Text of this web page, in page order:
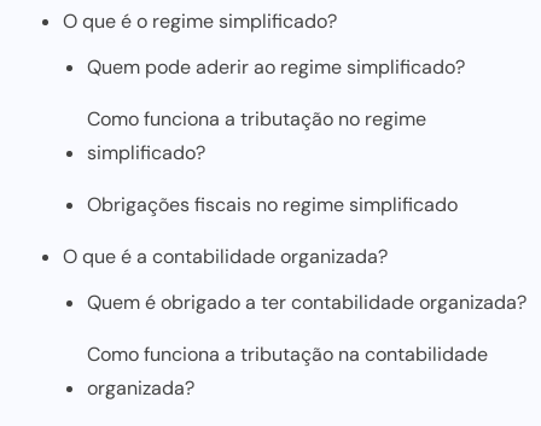
O que é o regime simplificado?
Quem pode aderir ao regime simplificado?
Como funciona a tributação no regime
simplificado?
Obrigações fiscais no regime simplificado
O que é a contabilidade organizada?
Quem é obrigado a ter contabilidade organizada?
Como funciona a tributação na contabilidade
organizada?